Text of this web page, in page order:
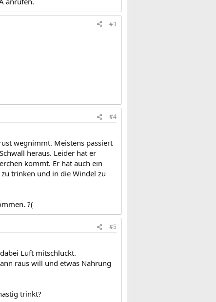
#3
#4
wegnimmt. Meistens passiert
heraus. Leider hat er
kommt. Er hat auch ein
trinken und in die Windel zu
?(
#5
Luft mitschluckt.
raus will und etwas Nahrung
trinkt?